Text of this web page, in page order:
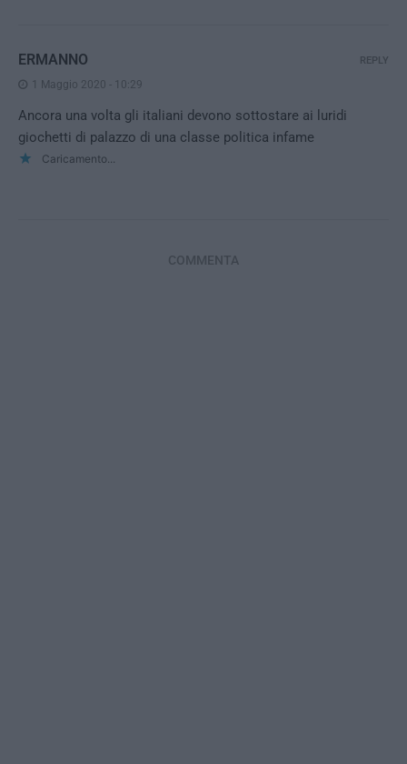
ERMANNO
1 Maggio 2020 - 10:29
Ancora una volta gli italiani devono sottostare ai luridi
giochetti di palazzo di una classe politica infame
Caricamento...
REPLY
COMMENTA